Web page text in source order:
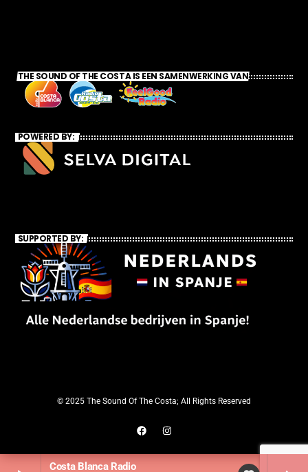
Costa Blanca Radio
THE SOUND OF THE COSTA IS EEN SAMENWERKING VAN
POWERED BY:
SUPPORTED BY:
© 2025 The Sound Of The Costa; All Rights Reserved